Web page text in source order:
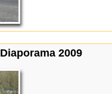
Diaporama 2009